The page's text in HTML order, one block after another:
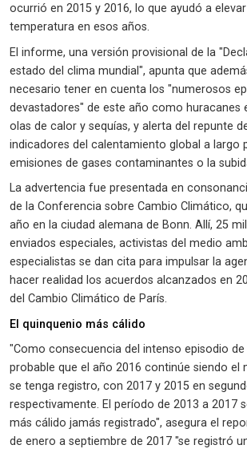
ocurrió en 2015 y 2016, lo que ayudó a
temperatura en esos años.
El informe, una versión provisional de la
estado del clima mundial", apunta que
necesario tener en cuenta los "numerosos
devastadores" de este año como huracanes
olas de calor y sequías, y alerta del repunte
indicadores del calentamiento global a largo
emisiones de gases contaminantes o la
La advertencia fue presentada en
de la Conferencia sobre Cambio Climático,
año en la ciudad alemana de Bonn. Allí, 25
enviados especiales, activistas del medio
especialistas se dan cita para impulsar la
hacer realidad los acuerdos alcanzados en
del Cambio Climático de París.
El quinquenio más cálido
"Como consecuencia del intenso episodio de
probable que el año 2016 continúe siendo el
se tenga registro, con 2017 y 2015 en
respectivamente. El período de 2013 a 2017
más cálido jamás registrado", asegura el
de enero a septiembre de 2017 "se registró